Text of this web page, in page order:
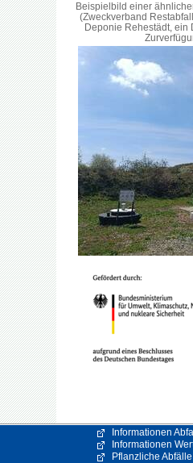
Beispielbild einer
(Zweckverband
Deponie Rehestädt, ein
Informationen
Informationen
Pflanzliche Abfälle